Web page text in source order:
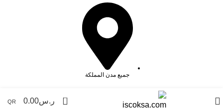
جميع مدن المملكة
0 ر.س0.00
QR